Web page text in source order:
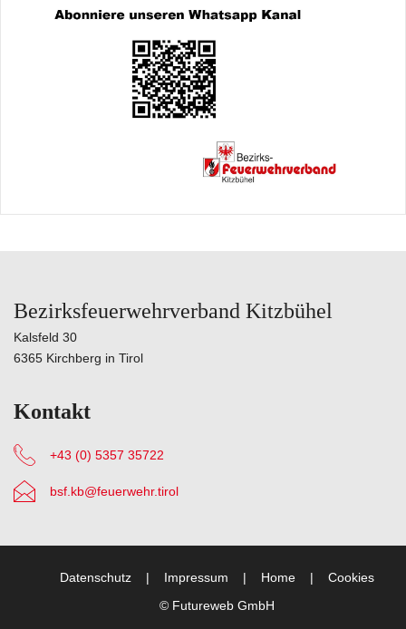
Bezirksfeuerwehrverband Kitzbühel
Kalsfeld 30
6365 Kirchberg in Tirol
Kontakt
+43 (0) 5357 35722
bsf.kb@feuerwehr.tirol
© Futureweb GmbH
Datenschutz Impressum Home Cookies